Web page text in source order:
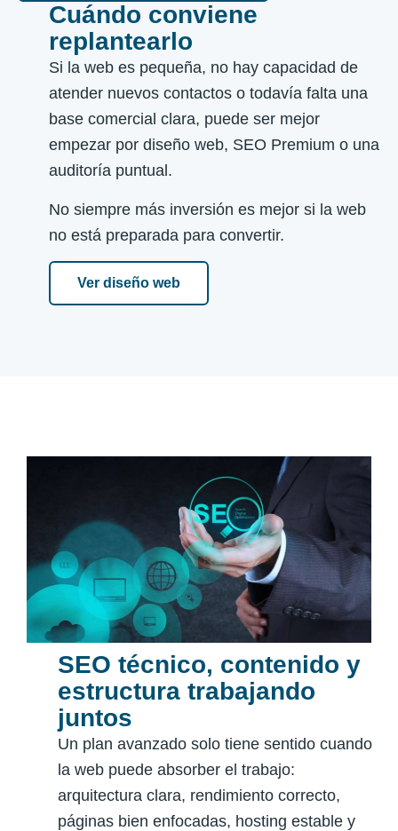
Cuándo conviene
replantearlo
Si la web es pequeña, no hay capacidad de
atender nuevos contactos o todavía falta una
base comercial clara, puede ser mejor
empezar por diseño web, SEO Premium o una
auditoría puntual.
No siempre más inversión es mejor si la web
no está preparada para convertir.
Ver diseño web
SEO técnico, contenido y
estructura trabajando
juntos
Un plan avanzado solo tiene sentido cuando
la web puede absorber el trabajo:
arquitectura clara, rendimiento correcto,
páginas bien enfocadas, hosting estable y